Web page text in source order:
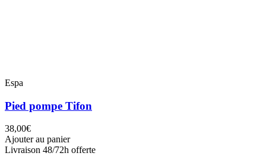
Espa
Pied pompe Tifon
38,00€
Ajouter au panier
Livraison 48/72h offerte